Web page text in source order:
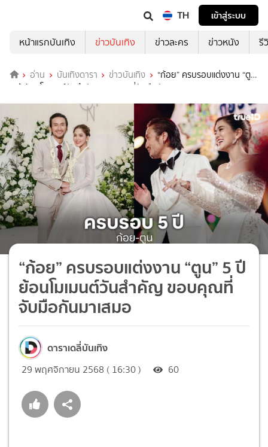
TH
เข้าสู่ระบบ
หน้าแรกบันเทิง
ข่าวบันเทิง ข่าวละคร ข่าวหนัง รี
อ่าน บันเทิงดารา ข่าวบันเทิง
“ก้อย” ครบรอบแต่งงาน “ตูน”
5 ปี ย้อนโมเมนต์วันสำคัญ ขอบคุณที่จับมือกันมาเสมอ
“ก้อย” ครบรอบแต่งงาน “ตูน” 5 ปี
ย้อนโมเมนต์วันสำคัญ ขอบคุณที่
จับมือกันมาเสมอ
ดาราเดลี่บันเทิง
29 พฤศจิกายน 2568 ( 16:30 ) 60